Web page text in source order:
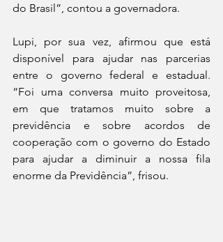
do Brasil”, contou a governadora.
Lupi, por sua vez, afirmou que está
disponível para ajudar nas parcerias
entre o governo federal e estadual.
“Foi uma conversa muito proveitosa,
em que tratamos muito sobre a
previdência e sobre acordos de
cooperação com o governo do Estado
para ajudar a diminuir a nossa fila
enorme da Previdência”, frisou.